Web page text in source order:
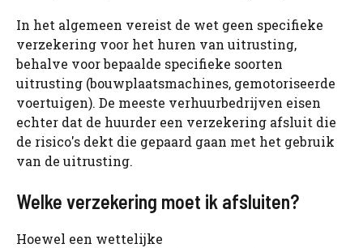
In het algemeen vereist de wet geen specifieke
verzekering voor het huren van uitrusting,
behalve voor bepaalde specifieke soorten
uitrusting (bouwplaatsmachines, gemotoriseerde
voertuigen). De meeste verhuurbedrijven eisen
echter dat de huurder een verzekering afsluit die
de risico's dekt die gepaard gaan met het gebruik
van de uitrusting.
Welke verzekering moet ik afsluiten?
Hoewel een wettelijke